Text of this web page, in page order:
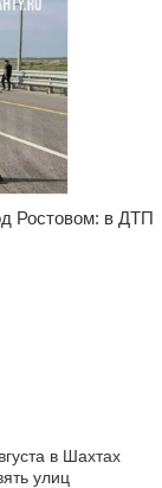
Ростовом: в ДТП
в Шахтах
улиц